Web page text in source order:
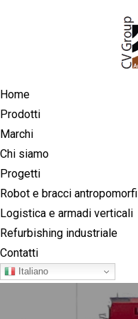
Home
Prodotti
Marchi
Chi siamo
Progetti
Robot e bracci antropomorfi
Logistica e armadi verticali
Refurbishing industriale
Contatti
Italiano